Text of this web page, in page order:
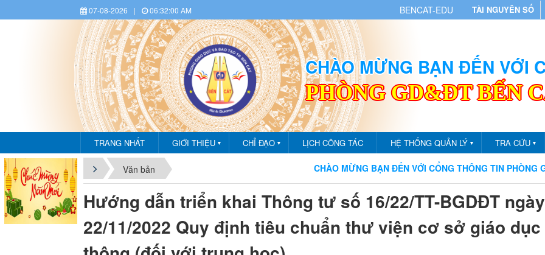
07-08-2026 | 06:32:00 AM BENCAT-EDU TÀI NGUYÊN SỐ
CHÀO MỪNG BẠN ĐẾN VỚI
PHÒNG GD&ĐT BẾN
TRANG NHẤT GIỚI THIỆU ▼ CHỈ ĐẠO ▼ LỊCH CÔNG TÁC HỆ THỐNG QUẢN LÝ ▼ TRA CỨU ▼
Văn bản CHÀO MỪNG BẠN ĐẾN VỚI CỔNG THÔNG TIN PHÒNG GIÁO
Hướng dẫn triển khai Thông tư số 16/22/TT-BGDĐT ngày
22/11/2022 Quy định tiêu chuẩn thư viện cơ sở giáo